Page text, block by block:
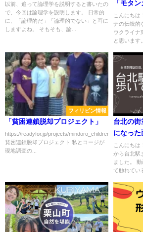
以前、追って論理学を説明すると書いたの
で、今回は論理学を説明します。 日常的
に、「論理的だ」「論理的でない」と耳に
しますよね。 そもそも、論...
「モタ
ために
こんにちは
ナの伝統的
ウクライナ
と思います
フィリピン情報
「貧困連鎖脱却プロジェクト」
https://readyfor.jp/projects/mindoro_children
貧困連鎖脱却プロジェクト 私とコージが
現地調査の...
台北の
になった
こんにちは
から台北駅
ました。
て触れてい